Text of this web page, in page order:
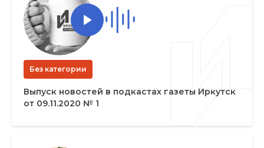
Без категории
Выпуск новостей в подкастах газеты Иркутск
от 09.11.2020 № 1